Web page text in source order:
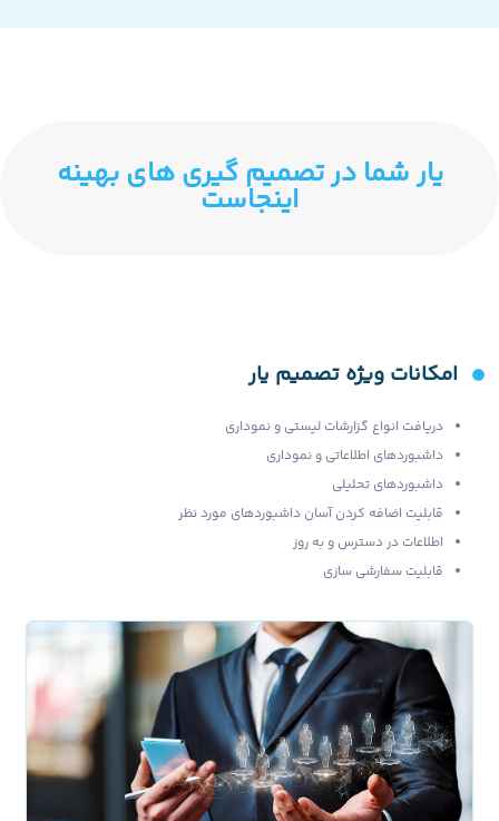
یار شما در تصمیم گیری های بهینه
اینجاست
امکانات ویژه تصمیم یار
دریافت انواع گزارشات لیستی و نموداری
داشبوردهای اطلاعاتی و نموداری
داشبوردهای تحلیلی
قابلیت اضافه کردن آسان داشبوردهای مورد نظر
اطلاعات در دسترس و به روز
قابلیت سفارشی سازی